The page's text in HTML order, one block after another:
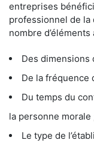
entreprises
professionnel de
nombre d’éléments
Des dimensions
De la fréquence
Du temps du
la personne morale
Le type de